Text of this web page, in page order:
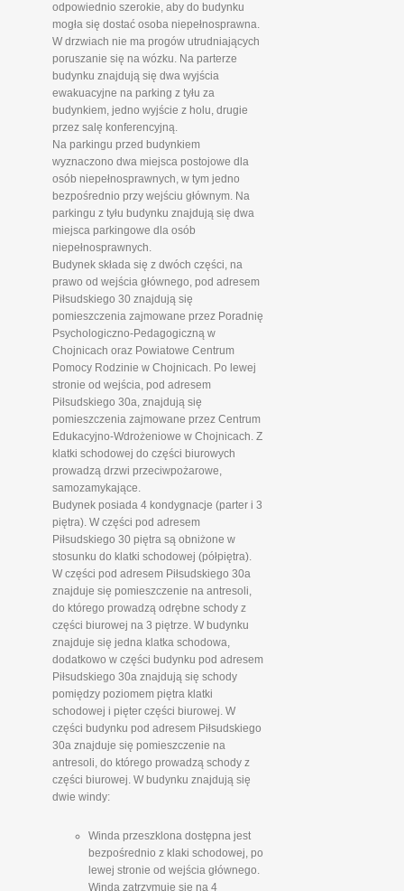
odpowiednio szerokie, aby do budynku
mogła się dostać osoba niepełnosprawna.
W drzwiach nie ma progów utrudniających
poruszanie się na wózku. Na parterze
budynku znajdują się dwa wyjścia
ewakuacyjne na parking z tyłu za
budynkiem, jedno wyjście z holu, drugie
przez salę konferencyjną.
Na parkingu przed budynkiem
wyznaczono dwa miejsca postojowe dla
osób niepełnosprawnych, w tym jedno
bezpośrednio przy wejściu głównym. Na
parkingu z tyłu budynku znajdują się dwa
miejsca parkingowe dla osób
niepełnosprawnych.
Budynek składa się z dwóch części, na
prawo od wejścia głównego, pod adresem
Piłsudskiego 30 znajdują się
pomieszczenia zajmowane przez Poradnię
Psychologiczno-Pedagogiczną w
Chojnicach oraz Powiatowe Centrum
Pomocy Rodzinie w Chojnicach. Po lewej
stronie od wejścia, pod adresem
Piłsudskiego 30a, znajdują się
pomieszczenia zajmowane przez Centrum
Edukacyjno-Wdrożeniowe w Chojnicach. Z
klatki schodowej do części biurowych
prowadzą drzwi przeciwpożarowe,
samozamykające.
Budynek posiada 4 kondygnacje (parter i 3
piętra). W części pod adresem
Piłsudskiego 30 piętra są obniżone w
stosunku do klatki schodowej (półpiętra).
W części pod adresem Piłsudskiego 30a
znajduje się pomieszczenie na antresoli,
do którego prowadzą odrębne schody z
części biurowej na 3 piętrze. W budynku
znajduje się jedna klatka schodowa,
dodatkowo w części budynku pod adresem
Piłsudskiego 30a znajdują się schody
pomiędzy poziomem piętra klatki
schodowej i pięter części biurowej. W
części budynku pod adresem Piłsudskiego
30a znajduje się pomieszczenie na
antresoli, do którego prowadzą schody z
części biurowej. W budynku znajdują się
dwie windy:
Winda przeszklona dostępna jest
bezpośrednio z klaki schodowej, po
lewej stronie od wejścia głównego.
Winda zatrzymuje się na 4